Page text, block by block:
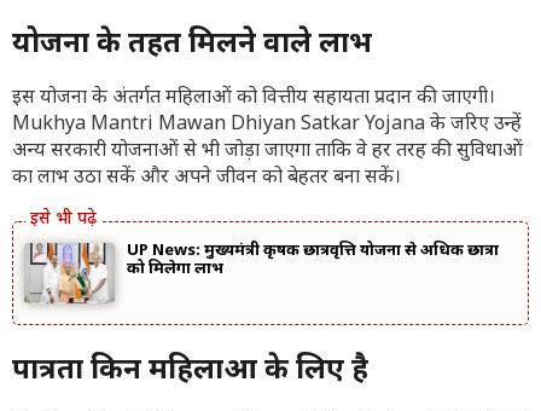
योजना के तहत मिलने वाले लाभ
इस योजना के अंतर्गत महिलाओं को वित्तीय सहायता प्रदान की जाएगी।
Mukhya Mantri Mawan Dhiyan Satkar Yojana के जरिए उन्हें
अन्य सरकारी योजनाओं से भी जोड़ा जाएगा ताकि वे हर तरह की सुविधाओं
का लाभ उठा सकें और अपने जीवन को बेहतर बना सकें।
UP News: मुख्यमंत्री कृषक छात्रवृत्ति योजना से अधिक छात्रों
को मिलेगा लाभ
पात्रता किन महिलाओं के लिए है